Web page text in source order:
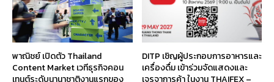
พาณิชย์ เปิดตัว Thailand
Content Market เวทีธุรกิจคอน
DITP เชิญผู้ประกอบการอาหารและ
เครื่องดื่ม เข้าร่วมจัดแสดงและ